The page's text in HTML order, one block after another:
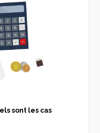
sont les cas